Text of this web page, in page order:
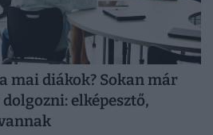
mai diákok? Sokan már
elképesztő,